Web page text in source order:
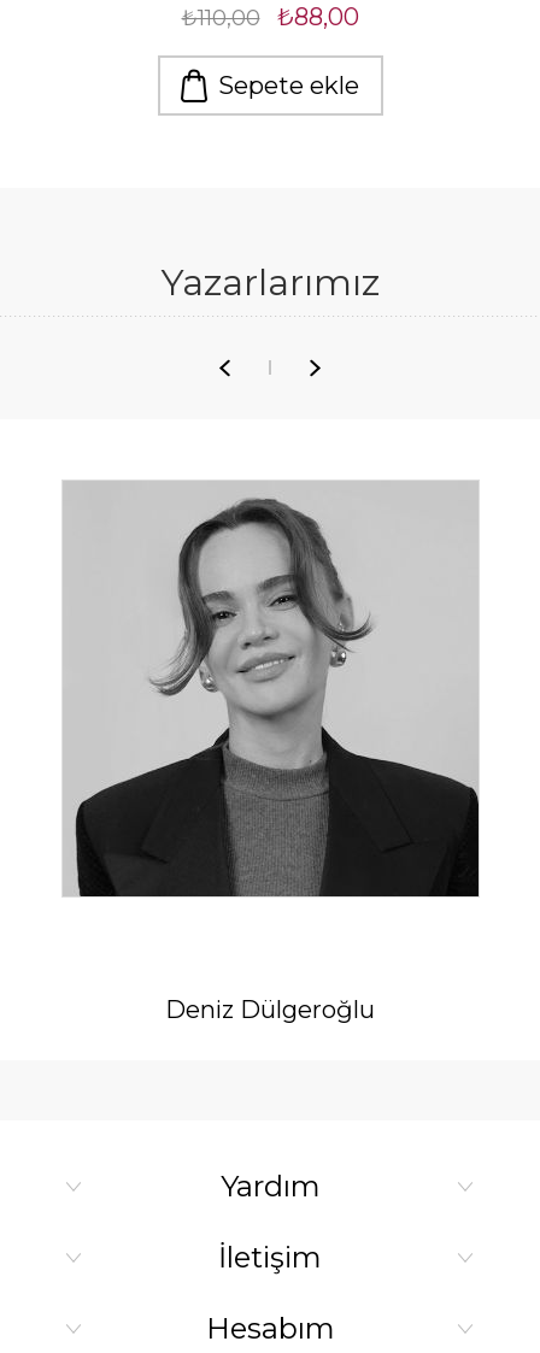
₺110,00 ₺88,00
Sepete ekle
Yazarlarımız
Deniz Dülgeroğlu
Yardım
İletişim
Hesabım